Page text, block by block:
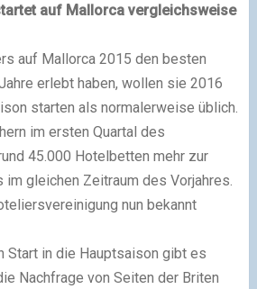
auf Mallorca vergleichsweise
auf Mallorca 2015 den besten
erlebt haben, wollen sie 2016
starten als normalerweise üblich.
im ersten Quartal des
45.000 Hotelbetten mehr zur
gleichen Zeitraum des Vorjahres.
nun bekannt
Start in die Hauptsaison gibt es
Nachfrage von Seiten der Briten